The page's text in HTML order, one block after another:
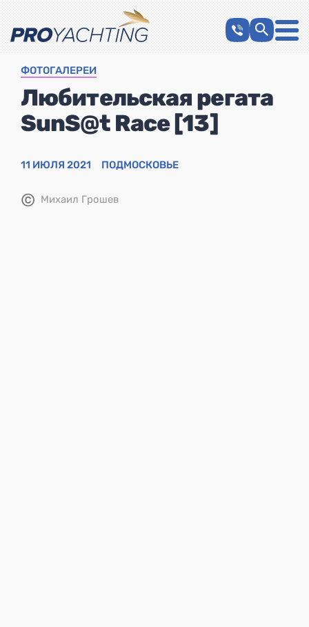
ФОТОГАЛЕРЕИ
Любительская регата
SunS@t Race [13]
11 ИЮЛЯ 2021 ПОДМОСКОВЬЕ
© Михаил Грошев